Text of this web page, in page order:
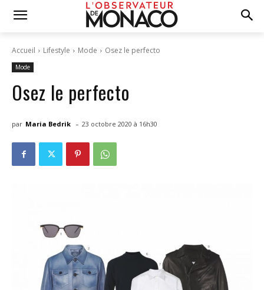
Accueil Lifestyle Mode Osez le perfecto
Mode
Osez le perfecto
par Maria Bedrik - 23 octobre 2020 à 16h30